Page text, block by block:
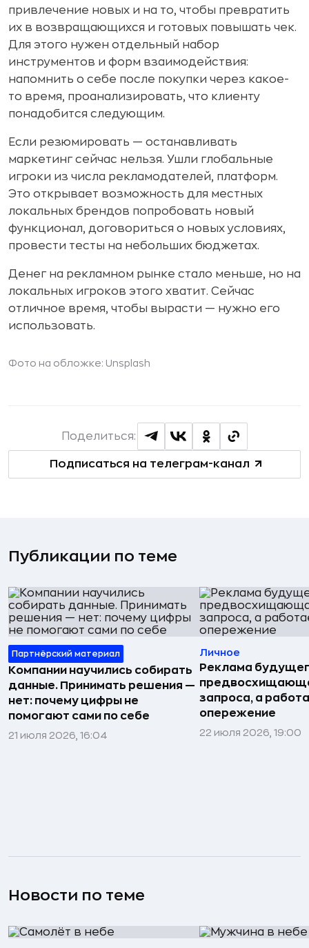
привлечение новых и на то, чтобы превратить
их в возвращающихся и готовых повышать чек.
Для этого нужен отдельный набор
инструментов и форм взаимодействия:
напомнить о себе после покупки через какое-
то время, проанализировать, что клиенту
понадобится следующим.
Если резюмировать — останавливать
маркетинг сейчас нельзя. Ушли глобальные
игроки из числа рекламодателей, платформ.
Это открывает возможность для местных
локальных брендов попробовать новый
функционал, договориться о новых условиях,
провести тесты на небольших бюджетах.
Денег на рекламном рынке стало меньше, но на
локальных игроков этого хватит. Сейчас
отличное время, чтобы вырасти — нужно его
использовать.
Фото на обложке: Unsplash
Подписаться на телеграм-канал
Поделиться:
Публикации по теме
Партнёрский материал
Компании научились собирать
данные. Принимать решения —
нет: почему цифры не
помогают сами по себе
21 июля 2026, 16:04
Личное
Реклама
запроса, а
опережение
22 июля 2026, 19:00
Новости по теме